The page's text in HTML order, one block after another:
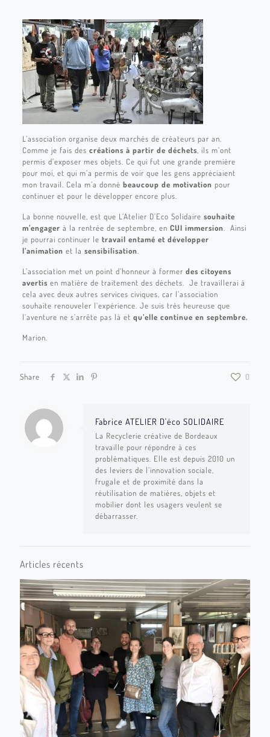
L’association organise deux marchés de créateurs par an.
Comme je fais des créations à partir de déchets , ils m’ont
permis d’exposer mes objets. Ce qui fut une grande première
pour moi, et qui m’a permis de voir que les gens appréciaient
mon travail. Cela m’a donné beaucoup de motivation pour
continuer et pour le développer encore plus.
La bonne nouvelle, est que L’Atelier D’Eco Solidaire souhaite
m’engager à la rentrée de septembre, en CUI immersion . Ainsi
je pourrai continuer le travail entamé et développer
l’animation et la sensibilisation
L’association met un point d’honneur à former des citoyens
avertis en matière de traitement des déchets. Je travaillerai à
cela avec deux autres services civiques, car l’association
souhaite renouveler l’expérience. Je suis très heureuse que
l’aventure ne s’arrête pas là et qu’elle continue en septembre.
Marion.
Share 0
Fabrice ATELIER D'éco SOLIDAIRE
La Recyclerie créative de Bordeaux
travaille pour répondre à ces
problématiques. Elle est depuis 2010 un
des leviers de l’innovation sociale,
frugale et de proximité dans la
réutilisation de matières, objets et
mobilier dont les usagers veulent se
débarrasser.
Articles récents